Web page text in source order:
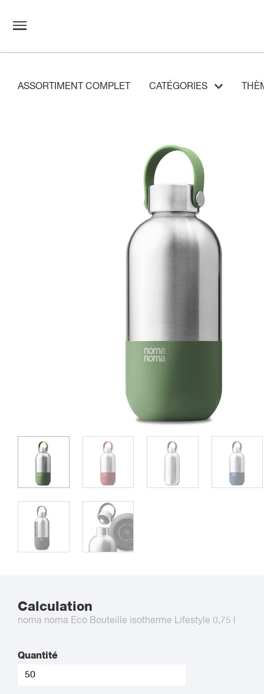
ASSORTIMENT COMPLET CATÉGORIES
Calculation
noma noma Eco Bouteille isotherme Lifestyle 0,75 l
Quantité